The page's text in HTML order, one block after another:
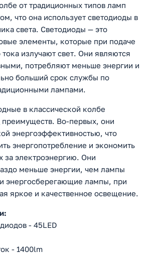
от традиционных типов ламп
что она использует светодиоды в
света. Светодиоды — это
элементы, которые при подаче
тока излучают свет. Они являются
потребляют меньше энергии и
больший срок службы по
лампами.
в классической колбе
преимуществ. Во-первых, они
энергоэффективностью, что
энергопотребление и экономить
за электроэнергию. Они
меньше энергии, чем лампы
энергосберегающие лампы, при
яркое и качественное освещение.
- 45LED
- 1400lm